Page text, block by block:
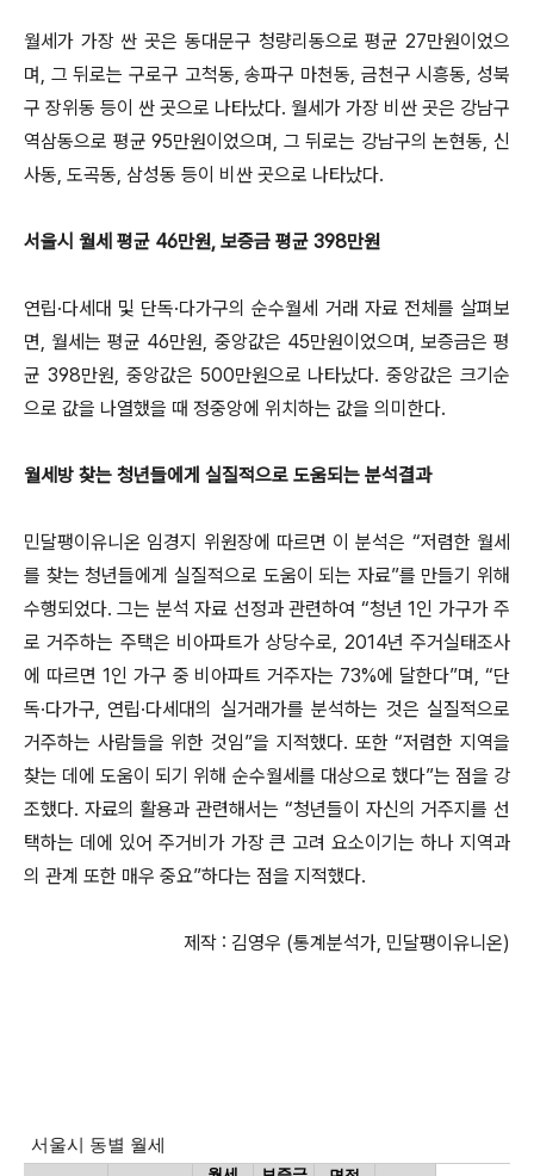
월세가 가장 싼 곳은 동대문구 청량리동으로 평균 27만원이었으
며, 그 뒤로는 구로구 고척동, 송파구 마천동, 금천구 시흥동, 성북
구 장위동 등이 싼 곳으로 나타났다. 월세가 가장 비싼 곳은 강남구
역삼동으로 평균 95만원이었으며, 그 뒤로는 강남구의 논현동, 신
사동, 도곡동, 삼성동 등이 비싼 곳으로 나타났다.
서울시 월세 평균 46만원, 보증금 평균 398만원
연립·다세대 및 단독·다가구의 순수월세 거래 자료 전체를 살펴보
면, 월세는 평균 46만원, 중앙값은 45만원이었으며, 보증금은 평
균 398만원, 중앙값은 500만원으로 나타났다. 중앙값은 크기순
으로 값을 나열했을 때 정중앙에 위치하는 값을 의미한다.
월세방 찾는 청년들에게 실질적으로 도움되는 분석결과
민달팽이유니온 임경지 위원장에 따르면 이 분석은 “저렴한 월세
를 찾는 청년들에게 실질적으로 도움이 되는 자료”를 만들기 위해
수행되었다. 그는 분석 자료 선정과 관련하여 “청년 1인 가구가 주
로 거주하는 주택은 비아파트가 상당수로, 2014년 주거실태조사
에 따르면 1인 가구 중 비아파트 거주자는 73%에 달한다”며, “단
독·다가구, 연립·다세대의 실거래가를 분석하는 것은 실질적으로
거주하는 사람들을 위한 것임”을 지적했다. 또한 “저렴한 지역을
찾는 데에 도움이 되기 위해 순수월세를 대상으로 했다”는 점을 강
조했다. 자료의 활용과 관련해서는 “청년들이 자신의 거주지를 선
택하는 데에 있어 주거비가 가장 큰 고려 요소이기는 하나 지역과
의 관계 또한 매우 중요”하다는 점을 지적했다.
제작 : 김영우 (통계분석가, 민달팽이유니온)